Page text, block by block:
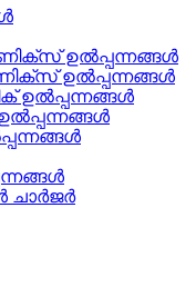
ഉൽപ്പന്നങ്ങൾ
ഉൽപ്പന്നങ്ങൾ
ഉൽപ്പന്നങ്ങൾ
ചാർജർ